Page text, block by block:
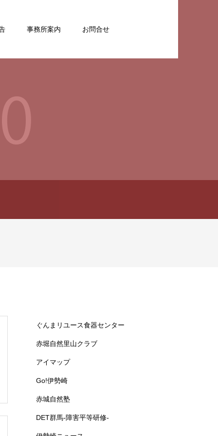
事務所案内 お問合せ
ぐんまリユース食器センター
赤堀自然里山クラブ
アイマップ
Go!伊勢崎
赤城自然塾
DET群馬-障害平等研修-